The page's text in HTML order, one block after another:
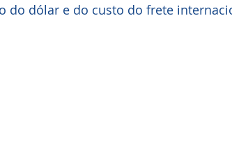
do dólar e do custo do frete